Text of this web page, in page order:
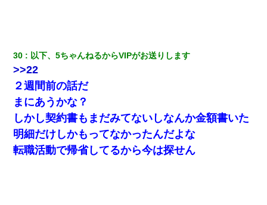
30 以下、5ちゃんねるからVIPがお送りします
>>22
２週間前の話だ
まにあうかな？
しかし契約書もまだみてないしなんか金額書いた
明細だけしかもってなかったんだよな
転職活動で帰省してるから今は探せん